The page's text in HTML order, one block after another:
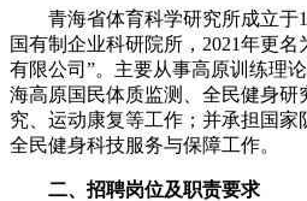
青海省体育科学研究所成立于
国有制企业科研院所，2021年更
有限公司”。主要从事高原训练理
海高原国民体质监测、全民健身研
究、运动康复等工作；并承担国家
全民健身科技服务与保障工作。
二、招聘岗位及职责要求